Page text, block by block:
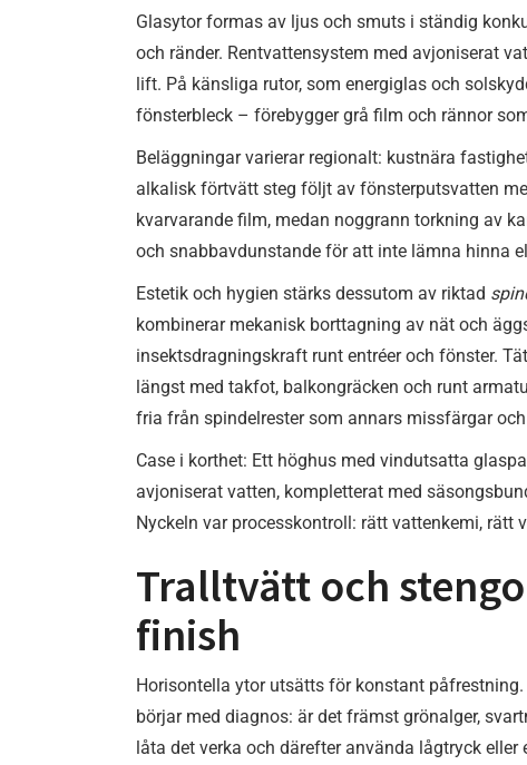
Glasytor formas av ljus och smuts i ständig
och ränder. Rentvattensystem med avjoniserat
lift. På känsliga rutor, som energiglas och
fönsterbleck – förebygger grå film och rännor
Beläggningar varierar regionalt: kustnära
alkalisk förtvätt steg följt av fönsterputsvatten
kvarvarande film, medan noggrann torkning av
och snabbavdunstande för att inte lämna hinna
Estetik och hygien stärks dessutom av riktad
kombinerar mekanisk borttagning av nät och
insektsdragningskraft runt entréer och fönster.
längst med takfot, balkongräcken och runt
fria från spindelrester som annars missfärgar
Case i korthet: Ett höghus med vindutsatta
avjoniserat vatten, kompletterat med
Nyckeln var processkontroll: rätt vattenkemi, rätt
Tralltvätt och
finish
Horisontella ytor utsätts för konstant
börjar med diagnos: är det främst grönalger,
låta det verka och därefter använda lågtryck